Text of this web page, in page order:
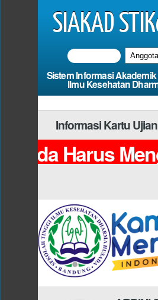
SIAKAD
Sistem Informasi
Ilmu Kesehatan
Informasi Kartu Ujian
Harus